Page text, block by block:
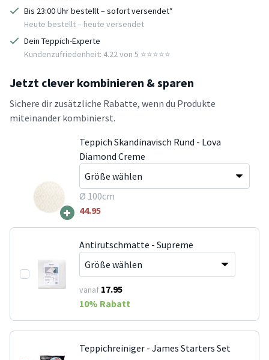
Bis 23:00 Uhr bestellt – sofort versendet*
Heute bestellt – heute versendet
Dein Teppich-Experte
Kundenzufriedenheit: 4.22 von 5 ⭐️⭐️⭐️⭐️⭐️
Jetzt clever kombinieren & sparen
Sichere dir zusätzliche Rabatte, wenn du Produkte
miteinander kombinierst.
+
Teppich Skandinavisch Rund - Lova
Diamond Creme
Ø 100cm
44.95
Antirutschmatte - Supreme
vanaf 17.95
10% Rabatt
Teppichreiniger - James Starters Set